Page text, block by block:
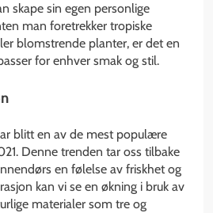
skape sin egen personlige
man foretrekker tropiske
blomstrende planter, er det en
for enhver smak og stil.
blitt en av de mest populære
Denne trenden tar oss tilbake
en følelse av friskhet og
kan vi se en økning i bruk av
materialer som tre og